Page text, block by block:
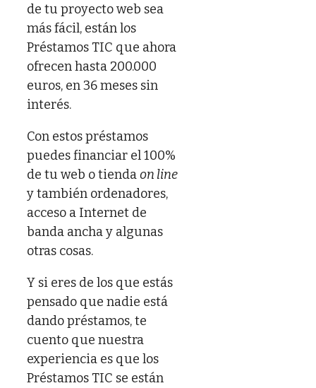
de tu proyecto web sea
más fácil, están los
Préstamos TIC que ahora
ofrecen hasta 200.000
euros, en 36 meses sin
interés.
Con estos préstamos
puedes financiar el 100%
de tu web o tiendaon line
y también ordenadores,
acceso a Internet de
banda ancha y algunas
otras cosas.
Y si eres de los que estás
pensado que nadie está
dando préstamos, te
cuento que nuestra
experiencia es que los
Préstamos TIC se están